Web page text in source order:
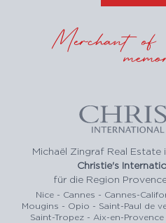
Merchant of
Michaël Zingraf Real
Christie's
für die Region
Nice - Cannes - Cannes-
Mougins - Opio - Saint-Paul de
Saint-Tropez - Aix-en-